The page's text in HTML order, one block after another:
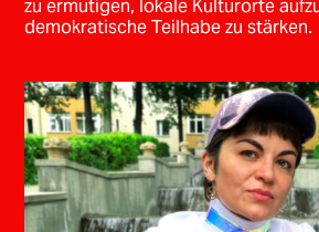
zu ermutigen, lokale Kulturorte
demokratische Teilhabe zu stärken.